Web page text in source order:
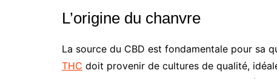
L’origine du chanvre
La source du CBD est fondamentale pour sa
THC doit provenir de cultures de qualité,